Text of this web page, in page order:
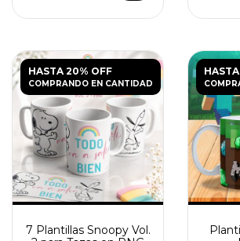
HASTA 20% OFF
COMPRANDO EN CANTIDAD
7 Plantillas Snoopy Vol.